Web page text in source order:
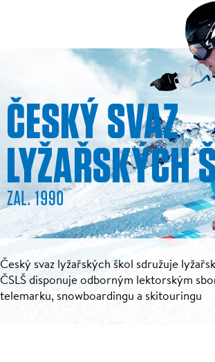
Český svaz lyžařských škol sdružuje
ČSLŠ disponuje odborným lektorským
telemarku, snowboardingu a skitouringu